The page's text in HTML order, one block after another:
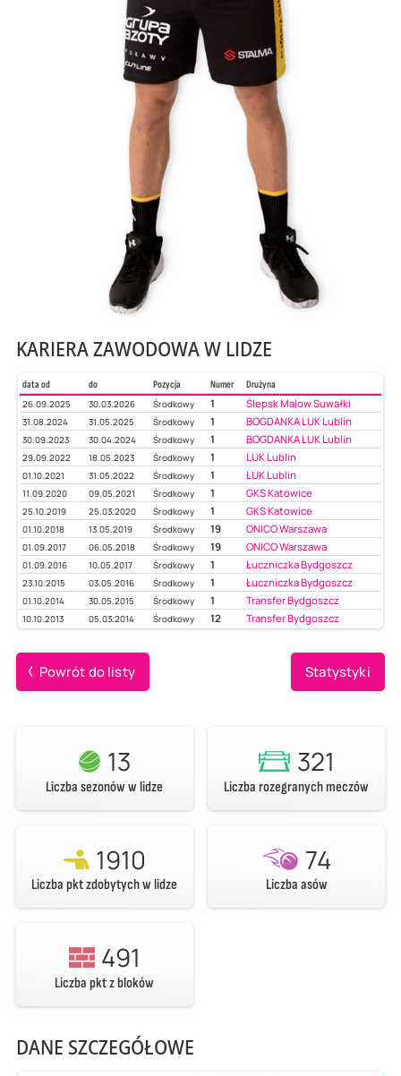
KARIERA ZAWODOWA W LIDZE
data od do Pozycja Numer
Drużyna
26.09.2025
30.03.2026 Środkowy 1 Ślepsk Malow Suwałki
31.08.2024 31.05.2025 Środkowy 1 BOGDANKA LUK Lublin
30.09.2023 30.04.2024 Środkowy 1 BOGDANKA LUK Lublin
29.09.2022 18.05.2023 Środkowy 1 LUK Lublin
01.10.2021 31.05.2022 Środkowy 1 LUK Lublin
11.09.2020 09.05.2021 Środkowy 1 GKS Katowice
25.10.2019 25.03.2020 Środkowy 1 GKS Katowice
01.10.2018 13.05.2019 Środkowy 19 ONICO Warszawa
01.09.2017 06.05.2018 Środkowy 19 ONICO Warszawa
01.09.2016 10.05.2017 Środkowy 1 Łuczniczka Bydgoszcz
23.10.2015 03.05.2016 Środkowy 1 Łuczniczka Bydgoszcz
01.10.2014 30.05.2015 Środkowy 1 Transfer Bydgoszcz
10.10.2013 05.03.2014 Środkowy 12 Transfer Bydgoszcz
Powrót do listy Statystyki
13
Liczba sezonów w lidze
321
Liczba rozegranych meczów
1910
Liczba pkt zdobytych w lidze
74
Liczba asów
491
Liczba pkt z bloków
DANE SZCZEGÓŁOWE